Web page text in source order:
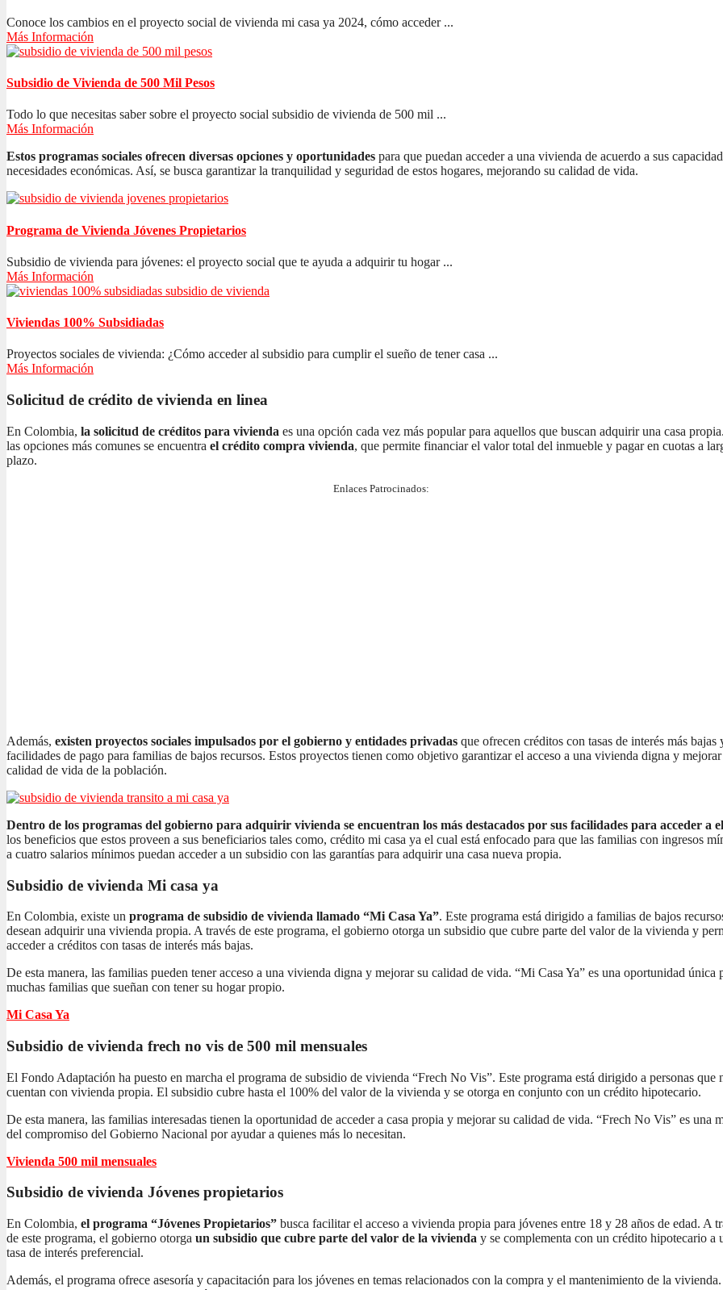
Conoce los cambios en el proyecto social de vivienda mi casa ya 2024, cómo acceder ...
Más Información
Subsidio de Vivienda de 500 Mil Pesos
Todo lo que necesitas saber sobre el proyecto social subsidio de vivienda de 500 mil ...
Más Información
Estos programas sociales ofrecen diversas opciones y oportunidades para que puedan acceder a una vivienda de acuerdo a sus
necesidades económicas. Así, se busca garantizar la tranquilidad y seguridad de estos hogares, mejorando su calidad de vida.
Programa de Vivienda Jóvenes Propietarios
Subsidio de vivienda para jóvenes: el proyecto social que te ayuda a adquirir tu hogar ...
Más Información
Viviendas 100% Subsidiadas
Proyectos sociales de vivienda: ¿Cómo acceder al subsidio para cumplir el sueño de tener casa ...
Más Información
Solicitud de crédito de vivienda en linea
En Colombia, la solicitud de créditos para vivienda es una opción cada vez más popular para aquellos que buscan adquirir una casa
las opciones más comunes se encuentra el crédito compra vivienda, que permite financiar el valor total del inmueble y pagar en cuotas a
plazo.
Enlaces Patrocinados:
Además, existen proyectos sociales impulsados por el gobierno y entidades privadas que ofrecen créditos con tasas de interés más bajas
facilidades de pago para familias de bajos recursos. Estos proyectos tienen como objetivo garantizar el acceso a una vivienda digna y
calidad de vida de la población.
Dentro de los programas del gobierno para adquirir vivienda se encuentran los más destacados por sus facilidades para acceder a
los beneficios que estos proveen a sus beneficiarios tales como, crédito mi casa ya el cual está enfocado para que las familias con ingresos
a cuatro salarios mínimos puedan acceder a un subsidio con las garantías para adquirir una casa nueva propia.
Subsidio de vivienda Mi casa ya
En Colombia, existe un programa de subsidio de vivienda llamado “Mi Casa Ya”. Este programa está dirigido a familias de bajos
desean adquirir una vivienda propia. A través de este programa, el gobierno otorga un subsidio que cubre parte del valor de la vivienda y
acceder a créditos con tasas de interés más bajas.
De esta manera, las familias pueden tener acceso a una vivienda digna y mejorar su calidad de vida. “Mi Casa Ya” es una oportunidad única
muchas familias que sueñan con tener su hogar propio.
Mi Casa Ya
Subsidio de vivienda frech no vis de 500 mil mensuales
El Fondo Adaptación ha puesto en marcha el programa de subsidio de vivienda “Frech No Vis”. Este programa está dirigido a personas que
cuentan con vivienda propia. El subsidio cubre hasta el 100% del valor de la vivienda y se otorga en conjunto con un crédito hipotecario.
De esta manera, las familias interesadas tienen la oportunidad de acceder a casa propia y mejorar su calidad de vida. “Frech No Vis” es una
del compromiso del Gobierno Nacional por ayudar a quienes más lo necesitan.
Vivienda 500 mil mensuales
Subsidio de vivienda Jóvenes propietarios
En Colombia, el programa “Jóvenes Propietarios” busca facilitar el acceso a vivienda propia para jóvenes entre 18 y 28 años de edad. A
de este programa, el gobierno otorga un subsidio que cubre parte del valor de la vivienda y se complementa con un crédito hipotecario a
tasa de interés preferencial.
Además, el programa ofrece asesoría y capacitación para los jóvenes en temas relacionados con la compra y el mantenimiento de la